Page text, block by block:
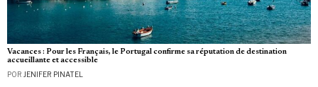
Vacances : Pour les Français, le Portugal confirme sa réputation de destination
accueillante et accessible
POR JENIFER PINATEL